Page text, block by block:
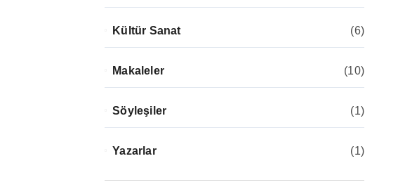
Kültür Sanat (6)
Makaleler (10)
Söyleşiler (1)
Yazarlar (1)